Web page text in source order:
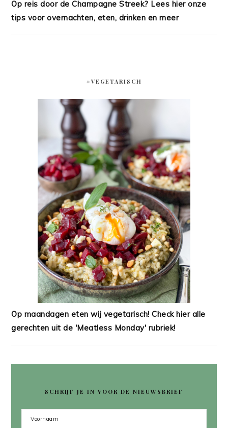
Op reis door de Champagne Streek? Lees hier onze
tips voor overnachten, eten, drinken en meer
#VEGETARISCH
Op maandagen eten wij vegetarisch! Check hier alle
gerechten uit de 'Meatless Monday' rubriek!
SCHRIJF JE IN VOOR DE NIEUWSBRIEF